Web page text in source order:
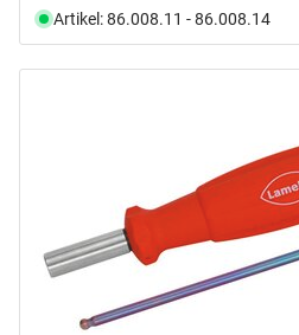
Artikel: 86.008.11 - 86.008.14